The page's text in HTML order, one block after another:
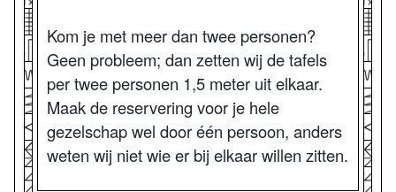
Kom je met meer dan twee personen?
Geen probleem; dan zetten wij de tafels
per twee personen 1,5 meter uit elkaar.
Maak de reservering voor je hele
gezelschap wel door één persoon, anders
weten wij niet wie er bij elkaar willen zitten.